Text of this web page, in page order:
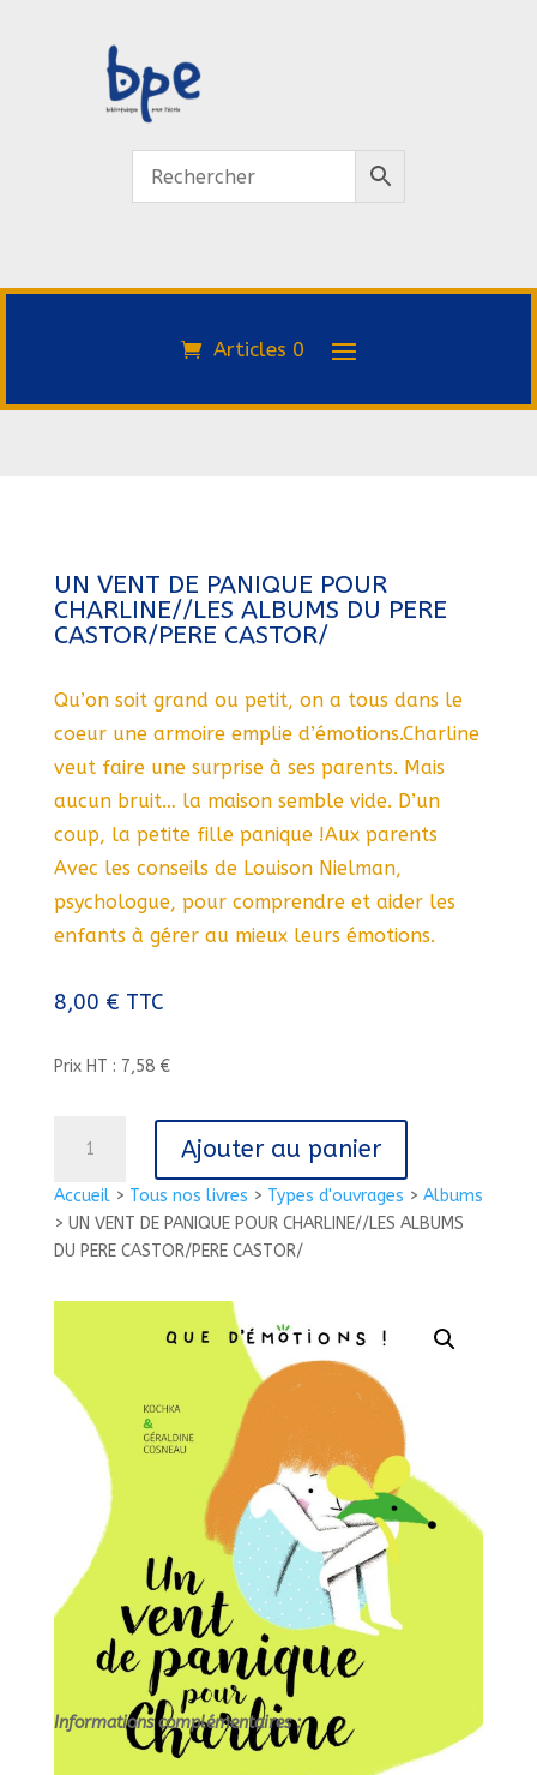
Articles 0
Accueil> Tous nos livres > Types d'ouvrages > Albums
> UN VENT DE PANIQUE POUR CHARLINE//LES ALBUMS
DU PERE CASTOR/PERE CASTOR/
UN VENT DE PANIQUE POUR
CHARLINE//LES ALBUMS DU PERE
CASTOR/PERE CASTOR/
Qu’on soit grand ou petit, on a tous dans le
coeur une armoire emplie d’émotions.Charline
veut faire une surprise à ses parents. Mais
aucun bruit… la maison semble vide. D’un
coup, la petite fille panique !Aux parents
Avec les conseils de Louison Nielman,
psychologue, pour comprendre et aider les
enfants à gérer au mieux leurs émotions.
8,00 € TTC
Prix HT : 7,58 €
UN
VENT
DE
DU
PERE
CASTOR/PERE
CASTOR/
Ajouter au panier
Informations complémentaires :